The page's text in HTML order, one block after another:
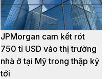
JPMorgan cam kết rót
750 tỉ USD vào thị trường
nhà ở tại Mỹ trong thập kỷ
tới